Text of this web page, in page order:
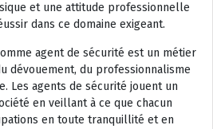
et une attitude professionnelle
dans ce domaine exigeant.
agent de sécurité est un métier
dévouement, du professionnalisme
Les agents de sécurité jouent un
en veillant à ce que chacun
en toute tranquillité et en